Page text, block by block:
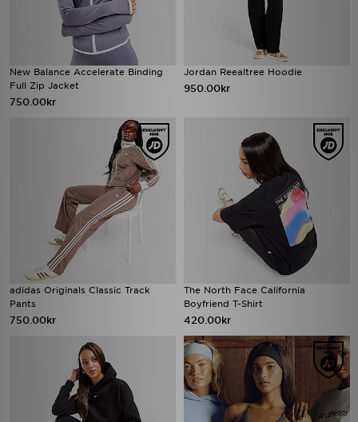
New Balance Accelerate Binding
Full Zip Jacket
750.00kr
Jordan Reealtree Hoodie
950.00kr
adidas Originals Classic Track
Pants
750.00kr
The North Face California
Boyfriend T-Shirt
420.00kr